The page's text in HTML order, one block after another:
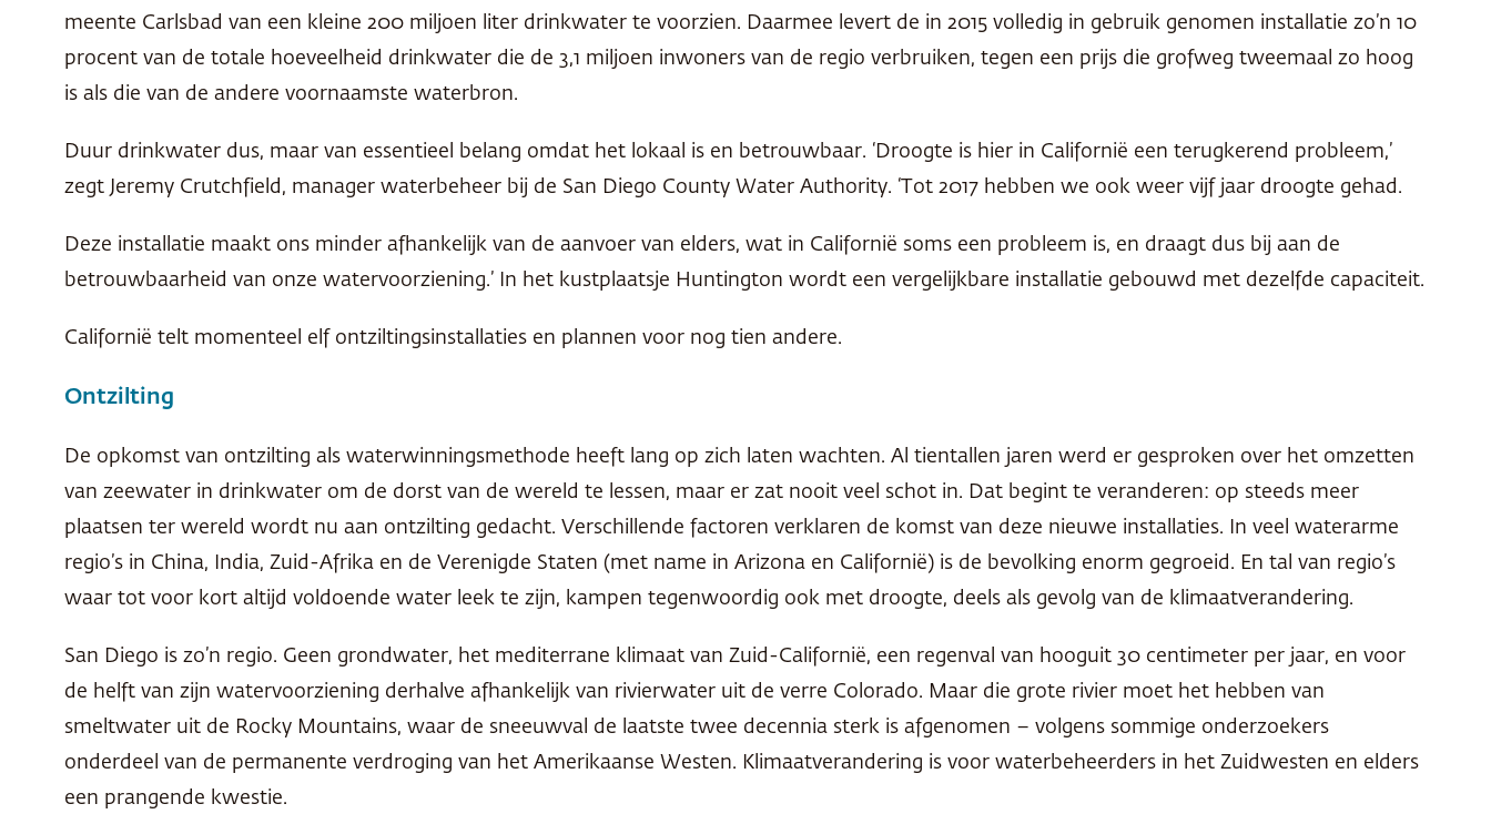
meente Carlsbad van een kleine 200 miljoen liter drinkwater te voorzien. Daarmee levert de in 2015 volledig in gebruik genomen installatie zo’n 10
procent van de totale hoeveelheid drinkwater die de 3,1 miljoen inwoners van de regio verbruiken, tegen een prijs die grofweg tweemaal zo hoog
is als die van de andere voornaamste waterbron.
Duur drinkwater dus, maar van essentieel belang omdat het lokaal is en betrouwbaar. ‘Droogte is hier in Californië een terugkerend probleem,’
zegt Jeremy Crutchfield, manager waterbeheer bij de San Diego County Water Authority. ‘Tot 2017 hebben we ook weer vijf jaar droogte gehad.
Deze installatie maakt ons minder afhankelijk van de aanvoer van elders, wat in Californië soms een probleem is, en draagt dus bij aan de
betrouwbaarheid van onze watervoorziening.’ In het kustplaatsje Huntington wordt een vergelijkbare installatie gebouwd met dezelfde capaciteit.
Californië telt momenteel elf ontziltingsinstallaties en plannen voor nog tien andere.
Ontzilting
De opkomst van ontzilting als waterwinningsmethode heeft lang op zich laten wachten. Al tientallen jaren werd er gesproken over het omzetten
van zeewater in drinkwater om de dorst van de wereld te lessen, maar er zat nooit veel schot in. Dat begint te veranderen: op steeds meer
plaatsen ter wereld wordt nu aan ontzilting gedacht. Verschillende factoren verklaren de komst van deze nieuwe installaties. In veel waterarme
regio’s in China, India, Zuid-Afrika en de Verenigde Staten (met name in Arizona en Californië) is de bevolking enorm gegroeid. En tal van regio’s
waar tot voor kort altijd voldoende water leek te zijn, kampen tegenwoordig ook met droogte, deels als gevolg van de klimaatverandering.
San Diego is zo’n regio. Geen grondwater, het mediterrane klimaat van Zuid-Californië, een regenval van hooguit 30 centimeter per jaar, en voor
de helft van zijn watervoorziening derhalve afhankelijk van rivierwater uit de verre Colorado. Maar die grote rivier moet het hebben van
smeltwater uit de Rocky Mountains, waar de sneeuwval de laatste twee decennia sterk is afgenomen – volgens sommige onderzoekers
onderdeel van de permanente verdroging van het Amerikaanse Westen. Klimaatverandering is voor waterbeheerders in het Zuidwesten en elders
een prangende kwestie.